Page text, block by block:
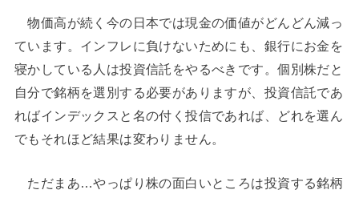
物価高が続く今の日本では現金の価値がどんどん減っ
ています。インフレに負けないためにも、銀行にお金を
寝かしている人は投資信託をやるべきです。個別株だと
自分で銘柄を選別する必要がありますが、投資信託であ
ればインデックスと名の付く投信であれば、どれを選ん
でもそれほど結果は変わりません。
ただまあ…やっぱり株の面白いところは投資する銘柄